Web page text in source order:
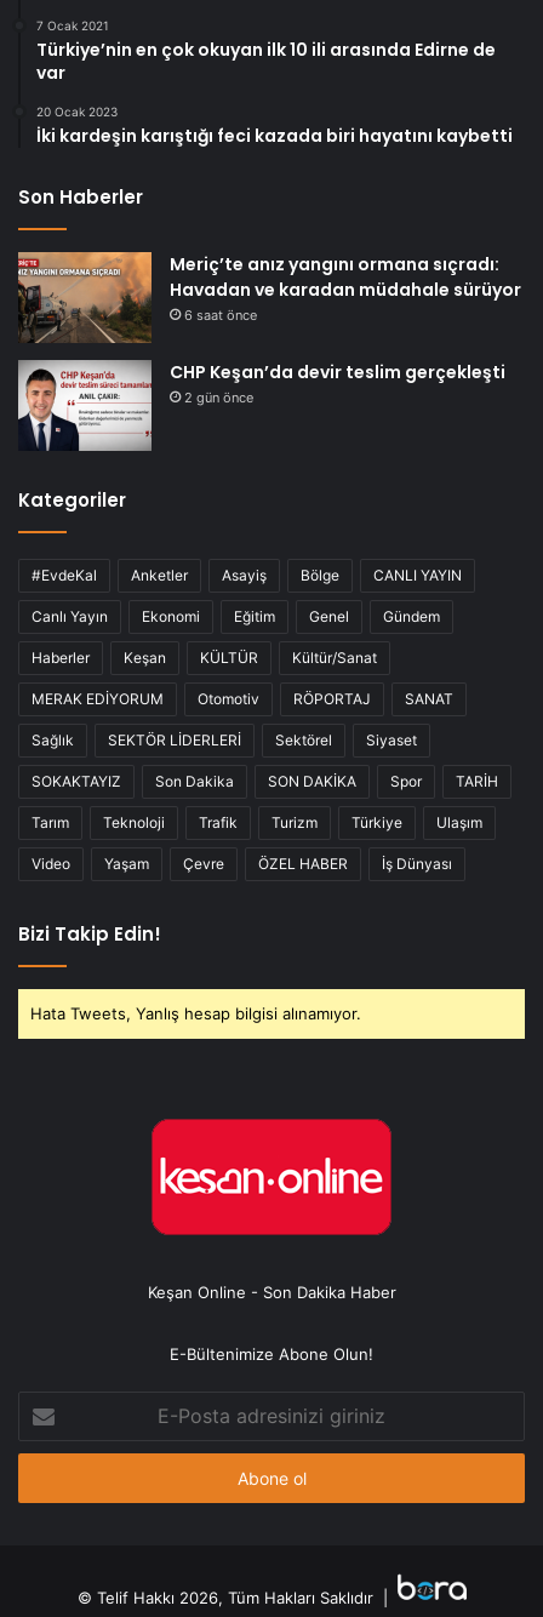
7 Ocak 2021
Türkiye’nin en çok okuyan ilk 10 ili arasında Edirne de
var
20 Ocak 2023
İki kardeşin karıştığı feci kazada biri hayatını kaybetti
Son Haberler
Meriç’te anız yangını ormana sıçradı:
Havadan ve karadan müdahale sürüyor
6 saat önce
CHP Keşan’da devir teslim gerçekleşti
2 gün önce
Kategoriler
#EvdeKal Anketler Asayiş Bölge CANLI YAYIN
Canlı Yayın Ekonomi Eğitim Genel Gündem
Haberler Keşan KÜLTÜR Kültür/Sanat
MERAK EDİYORUM Otomotiv RÖPORTAJ SANAT
Sağlık SEKTÖR LİDERLERİ Sektörel Siyaset
SOKAKTAYIZ Son Dakika SON DAKİKA Spor TARİH
Tarım Teknoloji Trafik Turizm Türkiye Ulaşım
Video Yaşam Çevre ÖZEL HABER İş Dünyası
Bizi Takip Edin!
Hata Tweets, Yanlış hesap bilgisi alınamıyor.
Keşan Online - Son Dakika Haber
E-Bültenimize Abone Olun!
Posta
adresinizi
© Telif Hakkı 2026, Tüm Hakları Saklıdır |